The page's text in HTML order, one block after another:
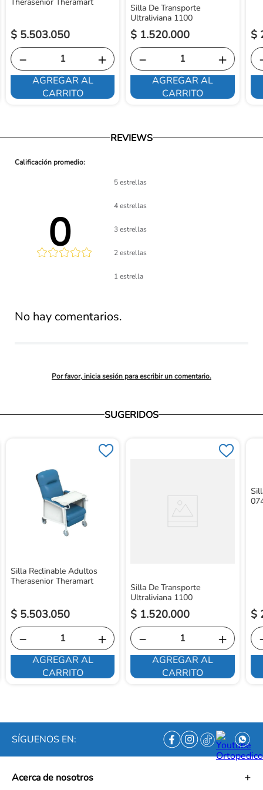
$ 5.503.050
＋
－
AGREGAR AL
CARRITO
Silla De Transporte
Ultraliviana 1100
$ 1.520.000
＋
－
AGREGAR AL
CARRITO
$
REVIEWS
0
5 estrellas
4 estrellas
3 estrellas
2 estrellas
1 estrella
Por favor, inicia sesión para escribir un comentario.
No hay comentarios.
SUGERIDOS
Silla Reclinable Adultos
Therasenior Theramart
$ 5.503.050
＋
－
AGREGAR AL
CARRITO
Silla De Transporte
Ultraliviana 1100
$ 1.520.000
＋
－
AGREGAR AL
CARRITO
$
SÍGUENOS EN:
Acerca de nosotros